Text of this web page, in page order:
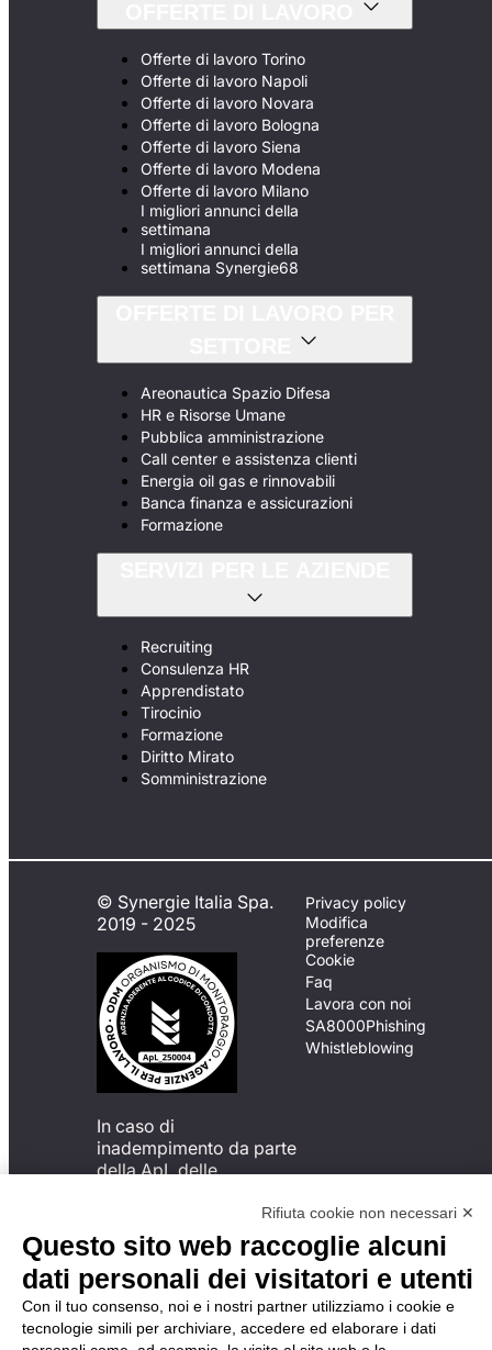
Offerte di lavoro Torino
Offerte di lavoro Napoli
Offerte di lavoro Novara
Offerte di lavoro Bologna
Offerte di lavoro Siena
Offerte di lavoro Modena
Offerte di lavoro Milano
I migliori annunci della
settimana
I migliori annunci della
settimana Synergie68
Areonautica Spazio Difesa
HR e Risorse Umane
Pubblica amministrazione
Call center e assistenza clienti
Energia oil gas e rinnovabili
Banca finanza e assicurazioni
Formazione
Recruiting
Consulenza HR
Apprendistato
Tirocinio
Formazione
Diritto Mirato
Somministrazione
© Synergie Italia Spa.
2019 - 2025
In caso di
inadempimento da parte
della ApL delle
del Codice di Condotta, è
possibile presentare un
reclamo
all’Organismo di
Monitoraggio utilizzando
una delle modalità
descritte al seguente
Privacy policy
Modifica
preferenze
Cookie
Faq
Lavora con noi
SA8000Phishing
Whistleblowing
Rifiuta cookie non necessari ✕
Questo sito web raccoglie alcuni
dati personali dei visitatori e utenti
Con il tuo consenso, noi e i nostri partner utilizziamo i cookie e
tecnologie simili per archiviare, accedere ed elaborare i dati